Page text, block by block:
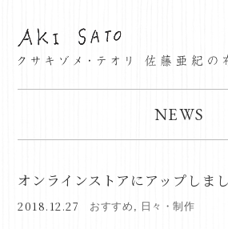
NEWS
オンラインストアにアップしま
2018.12.27 おすすめ , 日々・制作